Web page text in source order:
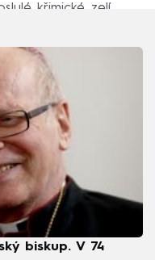
křimické zelí.
biskup. V 74